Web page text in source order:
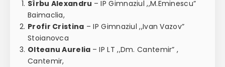
Sîrbu Alexandru – IP Gimnaziul ,,M.Eminescu”
Baimaclia,
Profir Cristina – IP Gimnaziul ,,Ivan Vazov”
Stoianovca
Olteanu Aurelia – IP LT ,,Dm. Cantemir” ,
Cantemir,